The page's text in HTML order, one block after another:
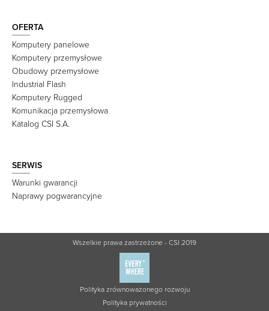
OFERTA
Komputery panelowe
Komputery przemysłowe
Obudowy przemysłowe
Industrial Flash
Komputery Rugged
Komunikacja przemysłowa
Katalog CSI S.A.
SERWIS
Warunki gwarancji
Naprawy pogwarancyjne
Wszelkie prawa zastrzeżone - CSI 2019
Polityka zrównoważonego rozwoju
Polityka prywatności